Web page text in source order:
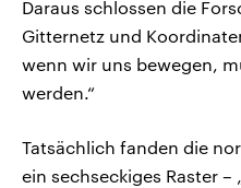
Daraus schlossen die
Gitternetz und
wenn wir uns bewegen,
werden.“
Tatsächlich fanden die
ein sechseckiges Raster